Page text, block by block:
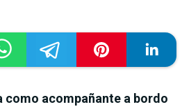
como acompañante a bordo